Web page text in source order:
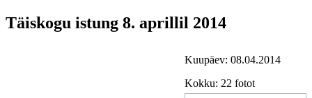
Täiskogu istung 8. aprillil 2014
Kuupäev: 08.04.2014
Kokku: 22 fotot